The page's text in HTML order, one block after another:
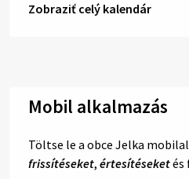
Zobraziť celý kalendár
Mobil alkalmazás
Töltse le a obce Jelka
frissítéseket, értesítéseketés